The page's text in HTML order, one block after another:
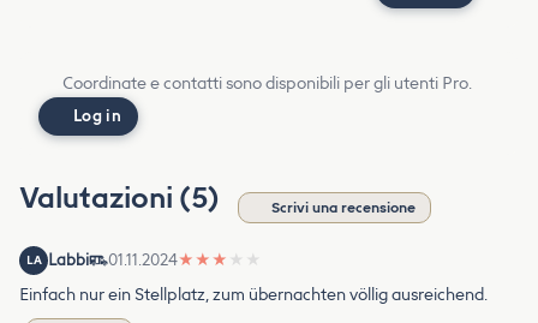
Coordinate e contatti sono disponibili per gli utenti Pro.
Log in
Valutazioni (5) Scrivi una recensione
LA Labbi 01.11.2024★ ★ ★ ★ ★
Einfach nur ein Stellplatz, zum übernachten völlig ausreichend.